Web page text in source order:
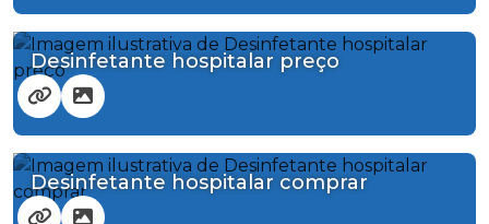
Desinfetante hospitalar preço
Desinfetante hospitalar comprar